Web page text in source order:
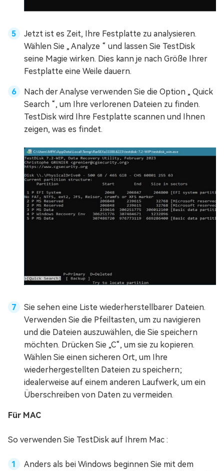
Jetzt ist es Zeit, Ihre Festplatte zu analysieren.
Wählen Sie „ Analyze “ und lassen Sie TestDisk
seine Magie wirken. Dies kann je nach Größe Ihrer
Festplatte eine Weile dauern.
Nach der Analyse verwenden Sie die Option „ Quick
Search “, um Ihre verlorenen Dateien zu finden.
TestDisk wird Ihre Festplatte scannen und Ihnen
zeigen, was es findet.
Sie sehen eine Liste wiederherstellbarer Dateien.
Verwenden Sie die Pfeiltasten, um zu navigieren
und die Dateien auszuwählen, die Sie speichern
möchten. Drücken Sie „C“, um sie zu kopieren.
Wählen Sie einen sicheren Ort, um Ihre
wiederhergestellten Dateien zu speichern;
idealerweise auf einem anderen Laufwerk, um ein
Überschreiben von Daten zu vermeiden.
Für MAC
So verwenden Sie TestDisk auf Ihrem Mac :
Anders als bei Windows beginnen Sie mit dem